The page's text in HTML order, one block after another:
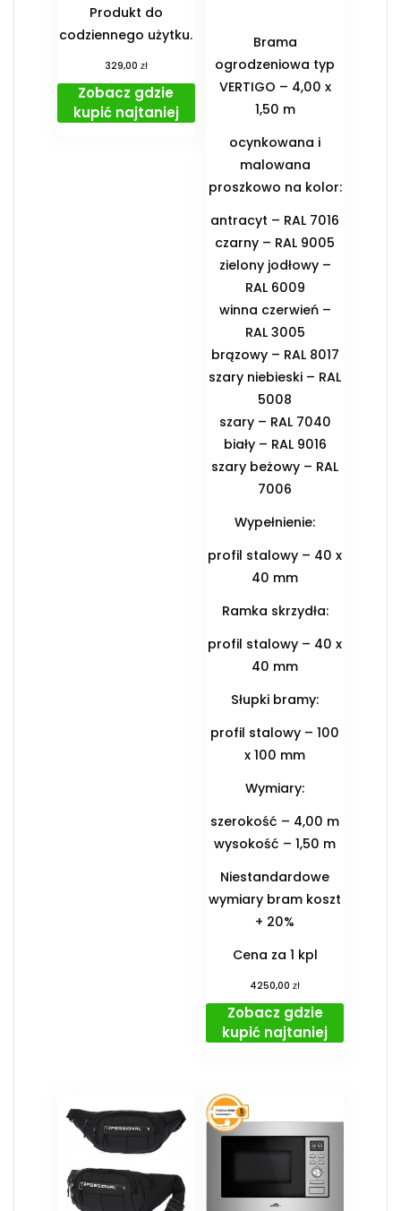
Produkt do
codziennego użytku.
329,00 zł
Zobacz gdzie
kupić najtaniej
Brama
ogrodzeniowa typ
VERTIGO – 4,00 x
1,50 m
ocynkowana i
malowana
proszkowo na kolor:
antracyt – RAL 7016
czarny – RAL 9005
zielony jodłowy –
RAL 6009
winna czerwień –
RAL 3005
brązowy – RAL 8017
szary niebieski – RAL
5008
szary – RAL 7040
biały – RAL 9016
szary beżowy – RAL
7006
Wypełnienie:
profil stalowy – 40 x
40 mm
Ramka skrzydła:
profil stalowy – 40 x
40 mm
Słupki bramy:
profil stalowy – 100
x 100 mm
Wymiary:
szerokość – 4,00 m
wysokość – 1,50 m
Niestandardowe
wymiary bram koszt
+ 20%
Cena za 1 kpl
4250,00zł
Zobacz gdzie
kupić najtaniej